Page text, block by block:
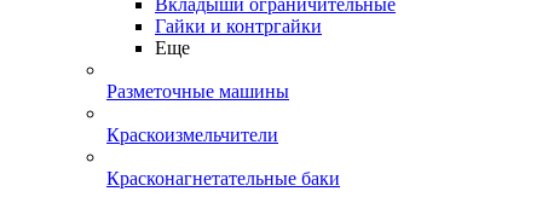
Вкладыши ограничительные
Гайки и контргайки
Еще
Разметочные машины
Краскоизмельчители
Красконагнетательные баки